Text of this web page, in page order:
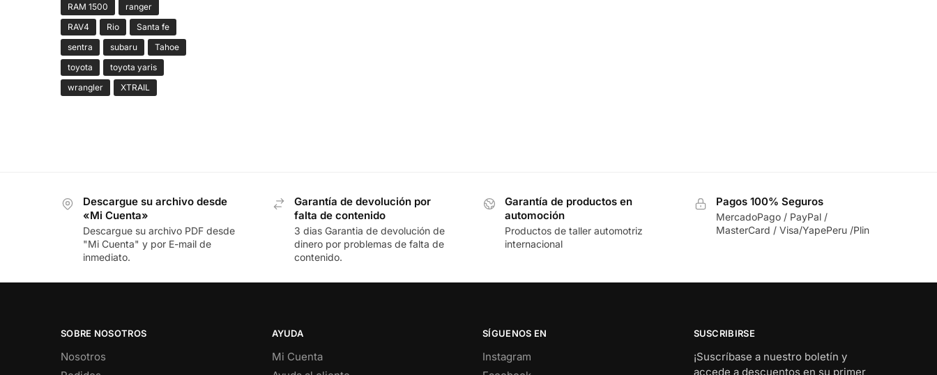
RAM 1500
ranger
RAV4
Rio
Santa fe
sentra
subaru
Tahoe
toyota
toyota yaris
wrangler
XTRAIL
Descargue su archivo desde
«Mi Cuenta»
Descargue su archivo PDF desde
"Mi Cuenta" y por E-mail de
inmediato.
Garantía de devolución por
falta de contenido
3 dias Garantia de devolución de
dinero por problemas de falta de
contenido.
Garantía de productos en
automoción
Productos de taller automotriz
internacional
Pagos 100% Seguros
MercadoPago / PayPal /
MasterCard / Visa/YapePeru /Plin
SOBRE NOSOTROS
Nosotros
AYUDA
Mi Cuenta
SÍGUENOS EN
Instagram
SUSCRIBIRSE
¡Suscríbase a nuestro boletín y
accede a descuentos en su primer